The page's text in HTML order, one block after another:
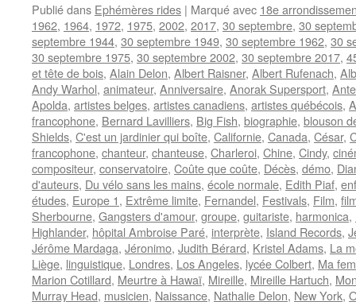
Publié dans Ephémères rides | Marqué avec 18e
1962, 1964, 1972, 1975, 2002, 2017, 30 septembre, 30
septembre 1944, 30 septembre 1949, 30 septembre 1962, 30
30 septembre 1975, 30 septembre 2002, 30 septembre 2017,
et tête de bois, Alain Delon, Albert Raisner, Albert Rufenach,
Andy Warhol, animateur, Anniversaire, Anorak Supersport,
Apolda, artistes belges, artistes canadiens, artistes québécois,
francophone, Bernard Lavilliers, Big Fish, biographie, blouson
Shields, C'est un jardinier qui boîte, Californie, Canada, César,
francophone, chanteur, chanteuse, Charleroi, Chine, Cindy,
compositeur, conservatoire, Coûte que coûte, Décès, démo,
d'auteurs, Du vélo sans les mains, école normale, Edith Piaf,
études, Europe 1, Extrême limite, Fernandel, Festivals, Film,
Sherbourne, Gangsters d'amour, groupe, guitariste, harmonica,
Highlander, hôpital Ambroise Paré, interprète, Island Records,
Jérôme Mardaga, Jéronimo, Judith Bérard, Kristel Adams, La
Liège, linguistique, Londres, Los Angeles, lycée Colbert, Ma
Marion Cotillard, Meurtre à Hawaï, Mireille, Mireille Hartuch,
Murray Head, musicien, Naissance, Nathalie Delon, New York,